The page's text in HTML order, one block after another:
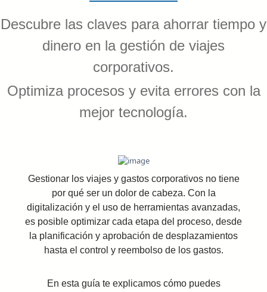
Descubre las claves para ahorrar tiempo y
dinero en la gestión de viajes
corporativos.
Optimiza procesos y evita errores con la
mejor tecnología.
Gestionar los viajes y gastos corporativos no tiene
por qué ser un dolor de cabeza. Con la
digitalización y el uso de herramientas avanzadas,
es posible optimizar cada etapa del proceso, desde
la planificación y aprobación de desplazamientos
hasta el control y reembolso de los gastos.
En esta guía te explicamos cómo puedes